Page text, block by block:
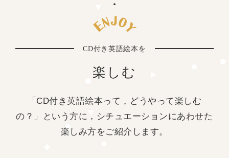
CD付き英語絵本を
楽しむ
「CD付き英語絵本って，どうやって楽しむ
の？」という方に， シチュエーションにあわせた
楽しみ方をご紹介します。